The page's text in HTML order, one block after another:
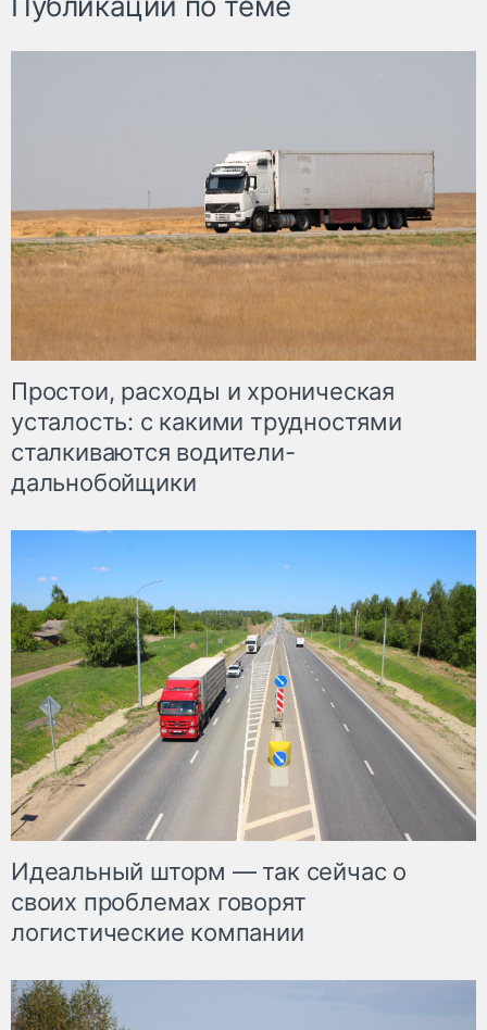
Простои, расходы и хроническая
усталость: с какими трудностями
сталкиваются водители-
дальнобойщики
Идеальный шторм — так сейчас о
своих проблемах говорят
логистические компании